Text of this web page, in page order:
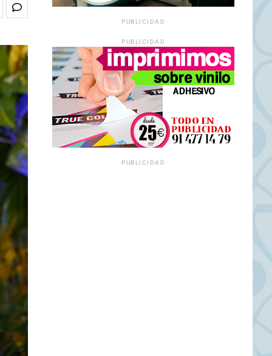
PUBLICIDAD
PUBLICIDAD
PUBLICIDAD